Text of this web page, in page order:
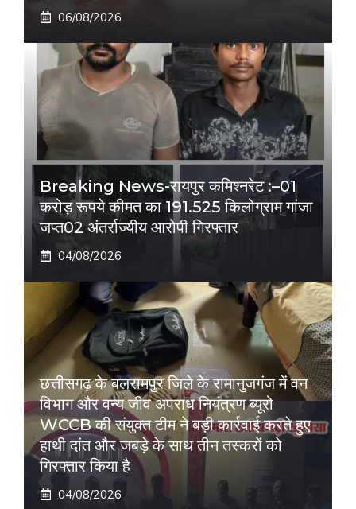
06/08/2026
Breaking News-रायपुर कमिश्नरेट :–01
करोड़ रूपये कीमत का 191.525 किलोग्राम गांजा
जप्त02 अंतर्राज्यीय आरोपी गिरफ्तार
04/08/2026
छत्तीसगढ़ के बलरामपुर जिले के रामानुजगंज में वन
विभाग और वन्य जीव अपराध नियंत्रण ब्यूरो
WCCB की संयुक्त टीम ने बड़ी कार्रवाई करते हुए
हाथी दांत और जबड़े के साथ तीन तस्करों को
गिरफ्तार किया है
04/08/2026